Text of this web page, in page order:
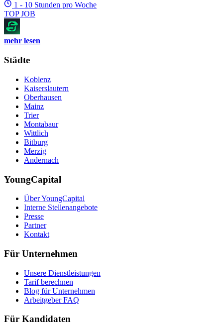
1 - 10 Stunden pro Woche
TOP JOB
mehr lesen
Städte
Koblenz
Kaiserslautern
Oberhausen
Mainz
Trier
Montabaur
Wittlich
Bitburg
Merzig
Andernach
YoungCapital
Über YoungCapital
Interne Stellenangebote
Presse
Partner
Kontakt
Für Unternehmen
Unsere Dienstleistungen
Tarif berechnen
Blog für Unternehmen
Arbeitgeber FAQ
Für Kandidaten